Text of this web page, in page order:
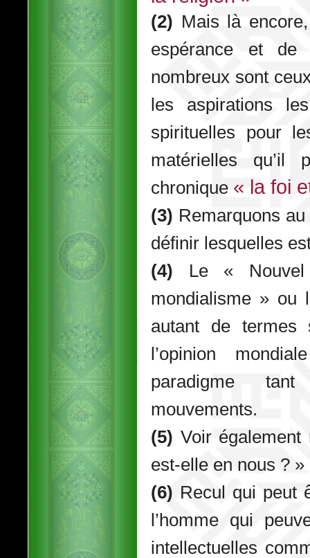
(2) Mais là
espérance et de
nombreux sont
les aspirations
spirituelles pour
matérielles qu’il
chronique « la foi
(3) Remarquons
définir lesquelles
(4) Le «
mondialisme » ou
autant de termes
l’opinion
paradigme
mouvements.
(5) Voir
est-elle en nous ? »
(6) Recul qui peut
l’homme qui
intellectuelles